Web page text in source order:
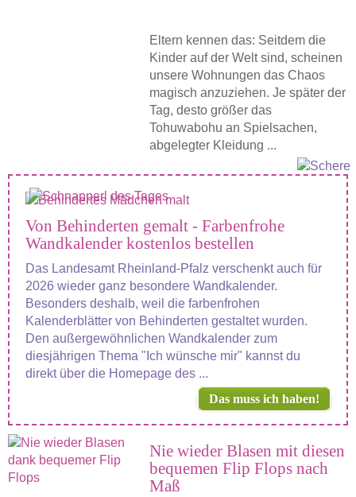
Eltern kennen das: Seitdem die
Kinder auf der Welt sind, scheinen
unsere Wohnungen das Chaos
magisch anzuziehen. Je später der
Tag, desto größer das
Tohuwabohu an Spielsachen,
abgelegter Kleidung ...
Von Behinderten gemalt - Farbenfrohe
Wandkalender kostenlos bestellen
Das Landesamt Rheinland-Pfalz verschenkt auch für
2026 wieder ganz besondere Wandkalender.
Besonders deshalb, weil die farbenfrohen
Kalenderblätter von Behinderten gestaltet wurden.
Den außergewöhnlichen Wandkalender zum
diesjährigen Thema "Ich wünsche mir" kannst du
direkt über die Homepage des ...
Das muss ich haben!
Nie wieder Blasen mit diesen
bequemen Flip Flops nach
Maß